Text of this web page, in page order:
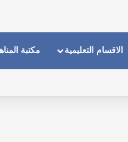
الاقسام التعليمية مكتبة
عند استخدام السماعات عندما